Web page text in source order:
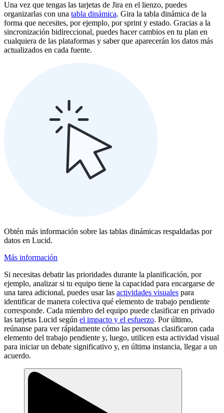
Una vez que tengas las tarjetas de Jira en el lienzo, puedes
organizarlas con una tabla dinámica. Gira la tabla dinámica de la
forma que necesites, por ejemplo, por sprint y estado. Gracias a la
sincronización bidireccional, puedes hacer cambios en tu plan en
cualquiera de las plataformas y saber que aparecerán los datos más
actualizados en cada fuente.
Obtén más información sobre las tablas dinámicas respaldadas por
datos en Lucid.
Más información
Si necesitas debatir las prioridades durante la planificación, por
ejemplo, analizar si tu equipo tiene la capacidad para encargarse de
una tarea adicional, puedes usar las actividades visuales para
identificar de manera colectiva qué elemento de trabajo pendiente
corresponde. Cada miembro del equipo puede clasificar en privado
las tarjetas Lucid según el impacto y el esfuerzo. Por último,
reúnanse para ver rápidamente cómo las personas clasificaron cada
elemento del trabajo pendiente y, luego, utilicen esta actividad visual
para iniciar un debate significativo y, en última instancia, llegar a un
acuerdo.